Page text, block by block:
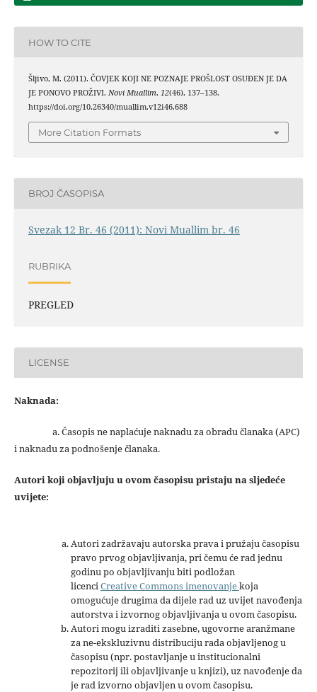
HOW TO CITE
Šljivo, M. (2011). ČOVJEK KOJI NE POZNAJE PROŠLOST OSUĐEN JE DA
JE PONOVO PROŽIVI. Novi Muallim, 12(46), 137–138.
https://doi.org/10.26340/muallim.v12i46.688
More Citation Formats
BROJ ČASOPISA
Svezak 12 Br. 46 (2011): Novi Muallim br. 46
RUBRIKA
PREGLED
LICENSE
Naknada:
a. Časopis ne naplaćuje naknadu za obradu članaka (APC)
i naknadu za podnošenje članaka.
Autori koji objavljuju u ovom časopisu pristaju na sljedeće
uvijete:
Autori zadržavaju autorska prava i pružaju časopisu
pravo prvog objavljivanja, pri čemu će rad jednu
godinu po objavljivanju biti podložan
licenciCreative Commons imenovanjekoja
omogućuje drugima da dijele rad uz uvijet navođenja
autorstva i izvornog objavljivanja u ovom časopisu.
Autori mogu izraditi zasebne, ugovorne aranžmane
za ne-ekskluzivnu distribuciju rada objavljenog u
časopisu (npr. postavljanje u institucionalni
repozitorij ili objavljivanje u knjizi), uz navođenje da
je rad izvorno objavljen u ovom časopisu.